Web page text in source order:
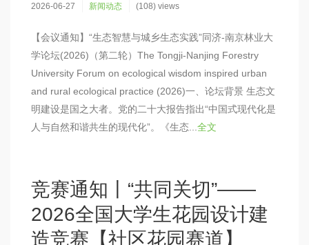
2026-06-27 新闻动态 (108) views
【会议通知】“生态智慧与城乡生态实践”同济-南京林业大
学论坛(2026)（第二轮）The Tongji-Nanjing Forestry
University Forum on ecological wisdom inspired urban
and rural ecological practice (2026)一、论坛背景 生态文
明建设是国之大者。党的二十大报告指出“中国式现代化是
人与自然和谐共生的现代化”。《生态... 全文
竞赛通知丨“共同关切”——
2026全国大学生花园设计建
造竞赛【社区花园赛道】